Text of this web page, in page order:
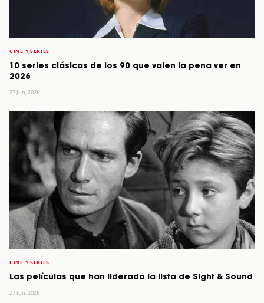
CINE Y SERIES
10 series clásicas de los 90 que valen la pena ver en
2026
27 Jun, 2026
CINE Y SERIES
Las películas que han liderado la lista de Sight & Sound
27 Jun, 2026